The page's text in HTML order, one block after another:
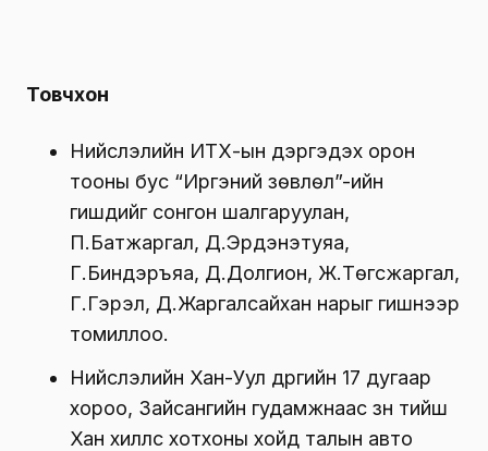
Товчхон
Нийслэлийн ИТХ-ын дэргэдэх орон
тооны бус “Иргэний зөвлөл”-ийн
гишүүдийг сонгон шалгаруулан,
П.Батжаргал, Д.Эрдэнэтуяа,
Г.Биндэръяа, Д.Долгион, Ж.Төгсжаргал,
Г.Гэрэл, Д.Жаргалсайхан нарыг гишүүнээр
томиллоо.
Нийслэлийн Хан-Уул дүүргийн 17 дугаар
хороо, Зайсангийн гудамжнаас зүүн тийш
Хан хиллс хотхоны хойд талын авто